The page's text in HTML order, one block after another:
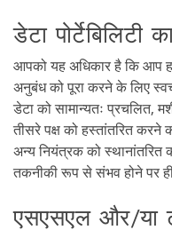
डेटा पोर्टेबिलिटी
आपको यह अधिकार है कि आप
अनुबंध को पूरा करने के लिए
डेटा को सामान्यतः प्रचलित,
तीसरे पक्ष को हस्तांतरित
अन्य नियंत्रक को
तकनीकी रूप से संभव होने पर
एसएसएल और/या